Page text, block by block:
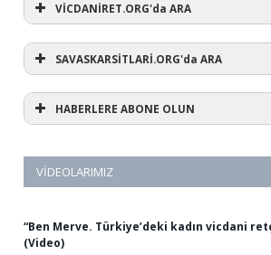
VİCDANİRET.ORG'da ARA
SAVASKARSİTLARİ.ORG'da ARA
HABERLERE ABONE OLUN
VIDEOLARIMIZ
“Ben Merve. Türkiye’deki kadın vicdani
(Video)